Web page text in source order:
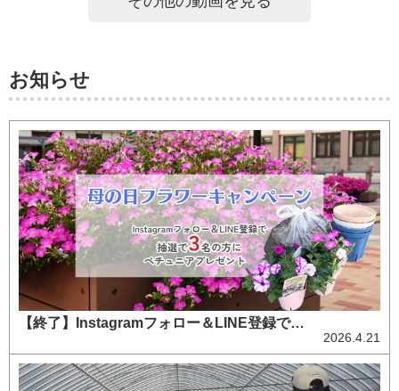
お知らせ
【終了】Instagramフォロー＆LINE登録で…
2026.4.21